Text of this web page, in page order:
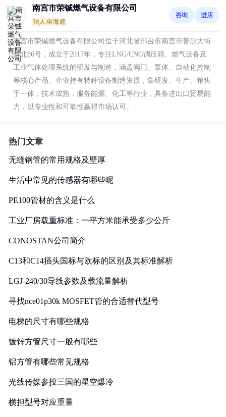
南宫市荣铖燃气设备有限公司
法人:申海虎
咨询 进店
南宫市荣铖燃气设备有限公司位于河北省邢台市南宫市普彤大街
路北86号，成立于2017年，专注LNG/CNG调压箱、燃气设备及
工业气体处理系统的研发与制造，涵盖阀门、泵体、自动化控制
等核心产品。企业持有特种设备制造资质，集研发、生产、销售
于一体，技术成熟，服务能源、化工等行业，具备进出口贸易能
力，以专业性和可靠性赢得市场认可。
热门文章
无缝钢管的常用规格及壁厚
生活中常见的传感器有哪些呢
PE100管材的含义是什么
工业厂房载重标准：一平方米能承受多少公斤
CONOSTAN公司简介
C13和C14插头国标与欧标的区别及其标准解析
LGJ-240/30导线参数及载流量解析
寻找nce01p30k MOSFET管的合适替代型号
电梯的尺寸有哪些规格
镀锌方管尺寸一般有哪些
铝方管有哪些常见规格
光线传媒参投三国的星空爆冷
横担型号对应重量